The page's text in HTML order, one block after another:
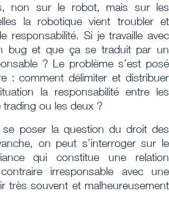
non sur le robot, mais sur les
la robotique vient troubler et
responsabilité. Si je travaille avec
bug et que ça se traduit par un
? Le problème s’est posé
: comment délimiter et distribuer
la responsabilité entre les
trading ou les deux ?
poser la question du droit des
on peut s’interroger sur le
qui constitue une relation
irresponsable avec une
très souvent et malheureusement